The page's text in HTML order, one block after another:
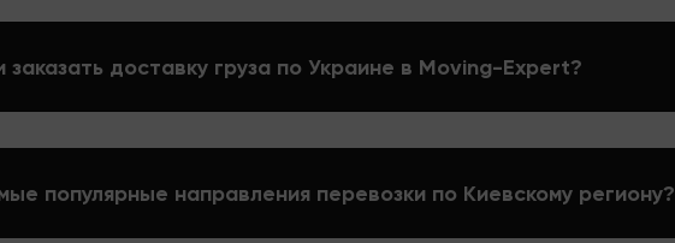
доставку груза по Украине в Moving-Expert?
популярные направления перевозки по Киевскому региону?